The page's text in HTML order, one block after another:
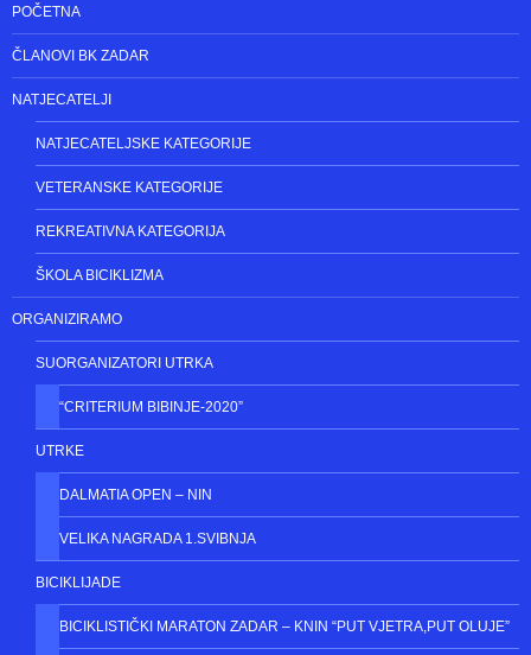
POČETNA
ČLANOVI BK ZADAR
NATJECATELJI
NATJECATELJSKE KATEGORIJE
VETERANSKE KATEGORIJE
REKREATIVNA KATEGORIJA
ŠKOLA BICIKLIZMA
ORGANIZIRAMO
SUORGANIZATORI UTRKA
“CRITERIUM BIBINJE-2020”
UTRKE
DALMATIA OPEN – NIN